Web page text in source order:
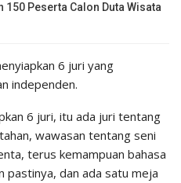
Peserta Calon Duta Wisata
6 juri yang
independen.
6 juri, itu ada juri tentang
wawasan tentang seni
terus kemampuan bahasa
pastinya, dan ada satu meja